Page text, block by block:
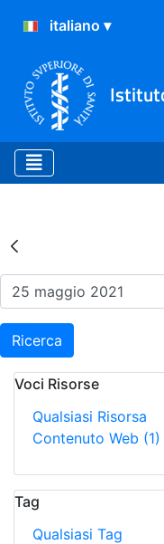
Risultati
Ricerca
Voci Risorse
Qualsiasi Risorsa
Contenuto Web (1)
Tag
Qualsiasi Tag